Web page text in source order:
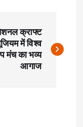
क्राफ्ट
में विश्व
मंच का भव्य
आगाज